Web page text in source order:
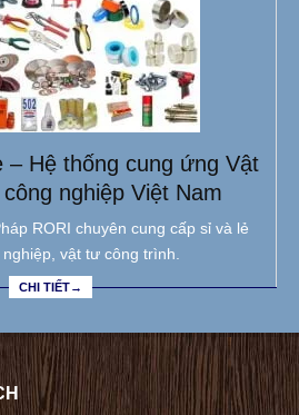
– Hệ thống cung ứng Vật
nghiệp Việt Nam
RORI chuyên cung cấp sỉ và lẻ
vật tư công trình.
CHI TIẾT→